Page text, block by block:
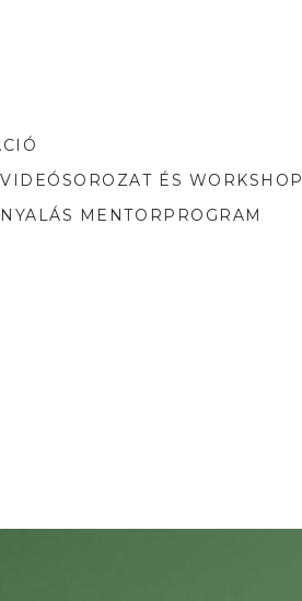
ÉS WORKSHOP
MENTORPROGRAM